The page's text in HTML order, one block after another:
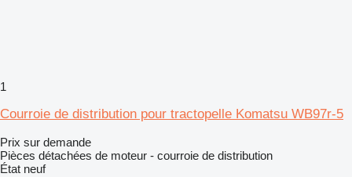
1
Courroie de distribution pour tractopelle Komatsu WB97r-5
Prix sur demande
Pièces détachées de moteur - courroie de distribution
État neuf